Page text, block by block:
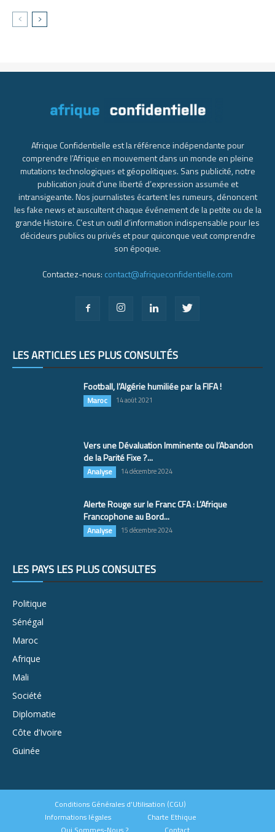
Afrique Confidentielle est la référence indépendante pour
comprendre l’Afrique en mouvement dans un monde en pleine
mutations technologiques et géopolitiques. Sans publicité, notre
publication jouit d’une liberté d’expression assumée et
intransigeante. Nos journalistes écartent les rumeurs, dénoncent
les fake news et auscultent chaque événement de la petite ou de la
grande Histoire. C’est un outil d’information indispensable pour les
décideurs publics ou privés et pour quiconque veut comprendre
son époque.
Contactez-nous: contact@afriqueconfidentielle.com
LES ARTICLES LES PLUS CONSULTÉS
Football, l’Algérie humiliée par la FIFA !
Maroc 14 août 2021
Vers une Dévaluation Imminente ou l’Abandon
de la Parité Fixe ?...
Analyse 14 décembre 2024
Alerte Rouge sur le Franc CFA : L’Afrique
Francophone au Bord...
Analyse 15 décembre 2024
LES PAYS LES PLUS CONSULTÉS
Politique
Sénégal
Maroc
Afrique
Mali
Société
Diplomatie
Côte d’Ivoire
Guinée
Conditions Générales d’Utilisation (CGU)
Informations légales
Charte Ethique